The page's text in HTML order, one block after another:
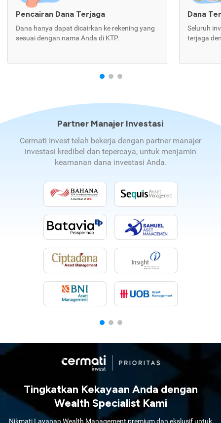
Pencairan Dana Terjaga
Dana hanya dapat dicairkan ke rekening yang
sesuai dengan nama Anda di KTP.
Dana
Seluruh
terjaga
Partner Manajer Investasi
Cermati Invest telah bekerja dengan partner manajer
investasi kredibel dan tepercaya, untuk menjamin
keamanan dana investasi Anda.
Tingkatkan Kekayaan Anda dengan
Wealth Specialist Kami
Nikmati Layanan Wealth Management premium dan ekslusif untuk